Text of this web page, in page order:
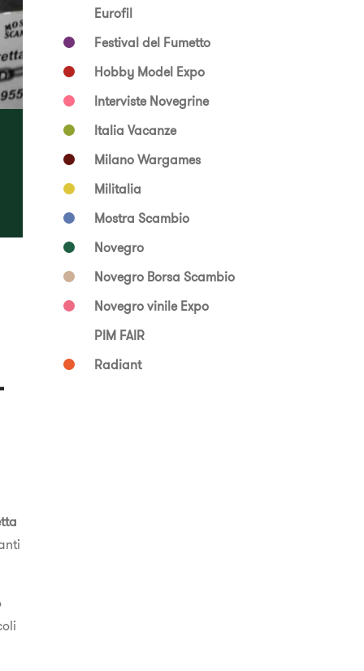
Eurofil
Festival del Fumetto
Hobby Model Expo
Interviste Novegrine
Italia Vacanze
Milano Wargames
Militalia
Mostra Scambio
Novegro
Novegro Borsa Scambio
Novegro vinile Expo
PIM FAIR
Radiant